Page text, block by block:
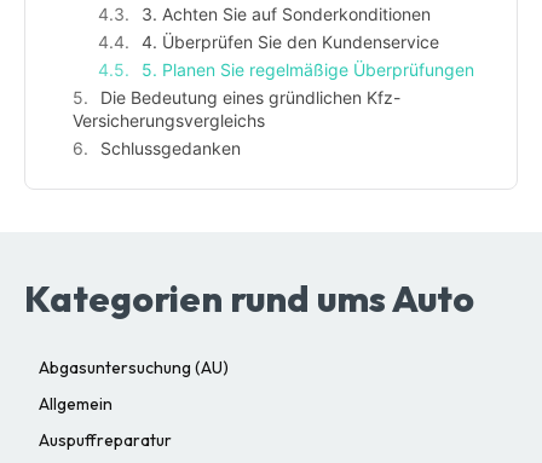
3. Achten Sie auf Sonderkonditionen
4. Überprüfen Sie den Kundenservice
5. Planen Sie regelmäßige Überprüfungen
Die Bedeutung eines gründlichen Kfz-
Versicherungsvergleichs
Schlussgedanken
Kategorien rund ums Auto
Abgasuntersuchung (AU)
Allgemein
Auspuffreparatur